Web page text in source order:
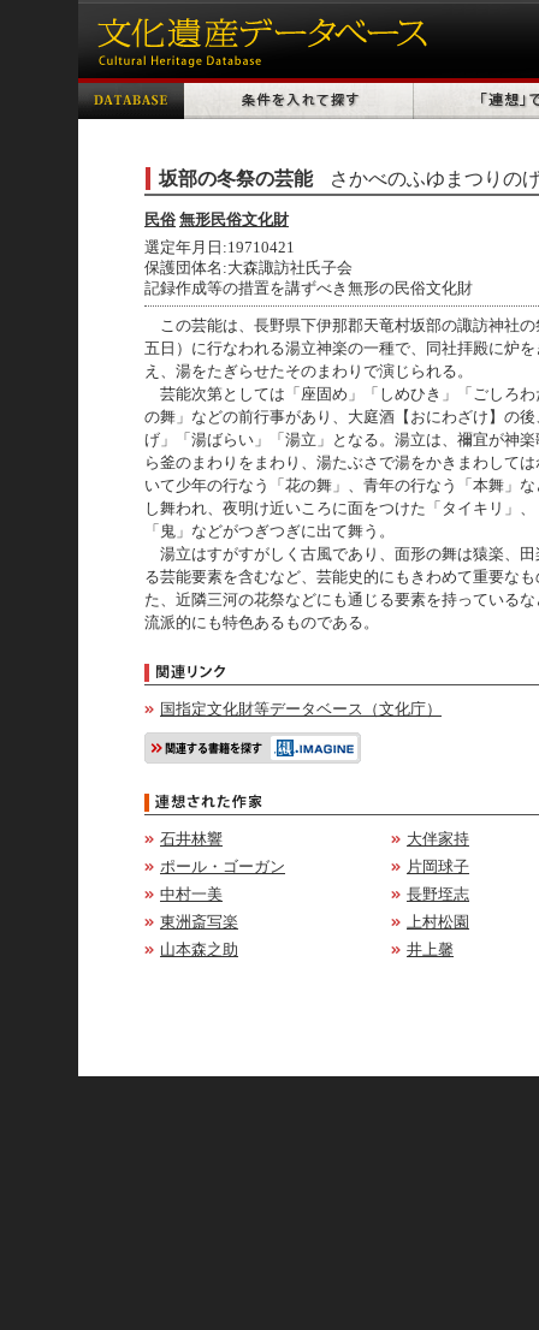
坂部の冬祭の芸能 さかべのふゆまつりの
民俗 無形民俗文化財
選定年月日:19710421
保護団体名:大森諏訪社氏子会
記録作成等の措置を講ずべき無形の民俗文化財
この芸能は、長野県下伊那郡天竜村坂部の諏訪神社の
五日）に行なわれる湯立神楽の一種で、同社拝殿に炉
え、湯をたぎらせたそのまわりで演じられる。
芸能次第としては「座固め」「しめひき」「ごしろ
の舞」などの前行事があり、大庭酒【おにわざけ】の
げ」「湯ばらい」「湯立」となる。湯立は、禰宜が神
ら釜のまわりをまわり、湯たぶさで湯をかきまわして
いて少年の行なう「花の舞」、青年の行なう「本舞」
し舞われ、夜明け近いころに面をつけた「タイキリ」
「鬼」などがつぎつぎに出て舞う。
湯立はすがすがしく古風であり、面形の舞は猿楽、田
る芸能要素を含むなど、芸能史的にもきわめて重要な
た、近隣三河の花祭などにも通じる要素を持っている
流派的にも特色あるものである。
国指定文化財等データベース（文化庁）
石井林響
大伴家持
ポール・ゴーガン
片岡球子
中村一美
長野垤志
東洲斎写楽
上村松園
山本森之助
井上馨